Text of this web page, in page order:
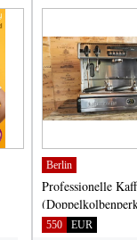
Berlin
Professionelle
LA SPAZIALE
550 EUR